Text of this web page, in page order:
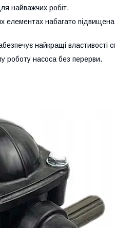
найважчих робіт.
елементах набагато підвищена
найкращі властивості
роботу насоса без перерви.